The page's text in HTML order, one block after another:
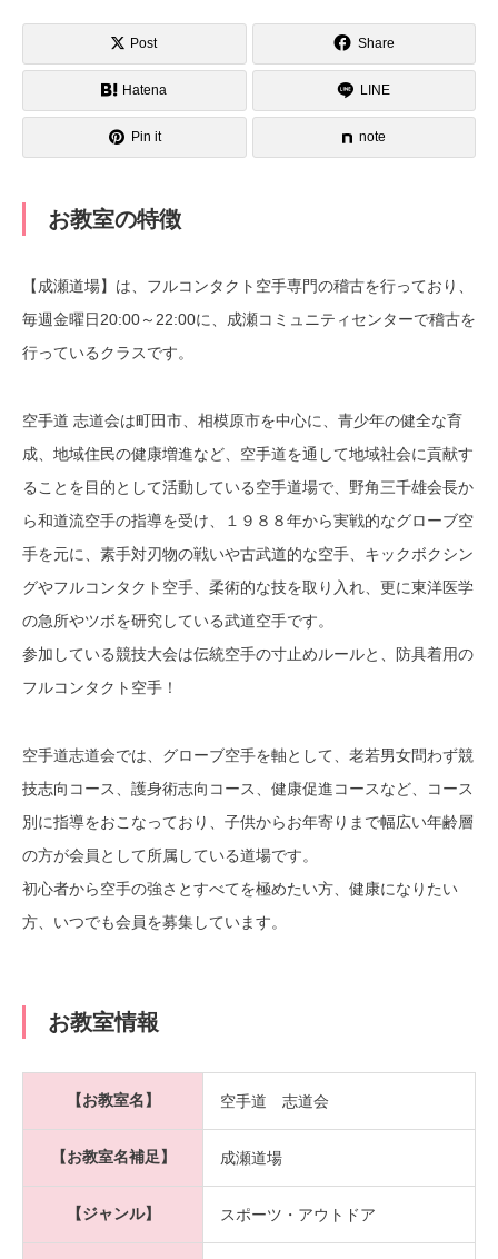
Post Share
Hatena LINE
Pin it note
お教室の特徴
【成瀬道場】は、フルコンタクト空手専門の稽古を行っており、
毎週金曜日20:00～22:00に、成瀬コミュニティセンターで稽古を
行っているクラスです。
空手道 志道会は町田市、相模原市を中心に、青少年の健全な育
成、地域住民の健康増進など、空手道を通して地域社会に貢献す
ることを目的として活動している空手道場で、野角三千雄会長か
ら和道流空手の指導を受け、１９８８年から実戦的なグローブ空
手を元に、素手対刃物の戦いや古武道的な空手、キックボクシン
グやフルコンタクト空手、柔術的な技を取り入れ、更に東洋医学
の急所やツボを研究している武道空手です。
参加している競技大会は伝統空手の寸止めルールと、防具着用の
フルコンタクト空手！
空手道志道会では、グローブ空手を軸として、老若男女問わず競
技志向コース、護身術志向コース、健康促進コースなど、コース
別に指導をおこなっており、子供からお年寄りまで幅広い年齢層
の方が会員として所属している道場です。
初心者から空手の強さとすべてを極めたい方、健康になりたい
方、いつでも会員を募集しています。
お教室情報
【お教室名】 空手道 志道会
【お教室名補足】 成瀬道場
【ジャンル】 スポーツ・アウトドア